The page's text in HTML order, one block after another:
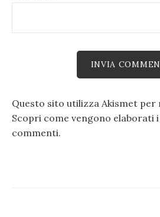
Questo sito utilizza Akismet per
Scopri come vengono elaborati
commenti.